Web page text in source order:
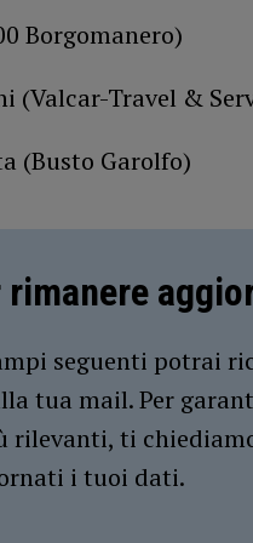
Borgomanero)
(Valcar-Travel &
(Busto Garolfo)
seguenti potrai
tua mail. Per
rilevanti, ti
i tuoi dati.